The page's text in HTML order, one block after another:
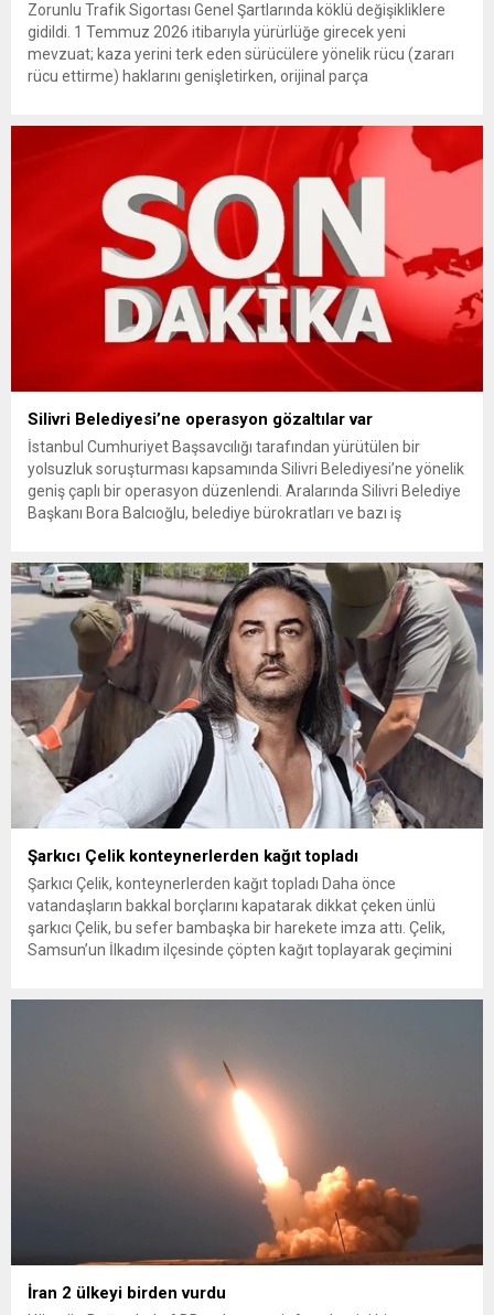
Zorunlu Trafik Sigortası Genel Şartlarında köklü değişikliklere
gidildi. 1 Temmuz 2026 itibarıyla yürürlüğe girecek yeni
mevzuat; kaza yerini terk eden sürücülere yönelik rücu (zararı
rücu ettirme) haklarını genişletirken, orijinal parça
getiriyor. Hazine Müsteşarlığına bağlı ilgili kurumlarca...
Silivri Belediyesi’ne operasyon gözaltılar var
İstanbul Cumhuriyet Başsavcılığı tarafından yürütülen bir
yolsuzluk soruşturması kapsamında Silivri Belediyesi’ne yönelik
geniş çaplı bir operasyon düzenlendi. Aralarında Silivri Belediye
Başkanı Bora Balcıoğlu, belediye bürokratları ve bazı iş
inceleme ve arama çalışmaları devam ediyor. İstanbul’da...
Şarkıcı Çelik konteynerlerden kağıt topladı
Şarkıcı Çelik, konteynerlerden kağıt topladı Daha önce
vatandaşların bakkal borçlarını kapatarak dikkat çeken ünlü
şarkıcı Çelik, bu sefer bambaşka bir harekete imza attı. Çelik,
Samsun’un İlkadım ilçesinde çöpten kağıt toplayarak geçimini
İran 2 ülkeyi birden vurdu